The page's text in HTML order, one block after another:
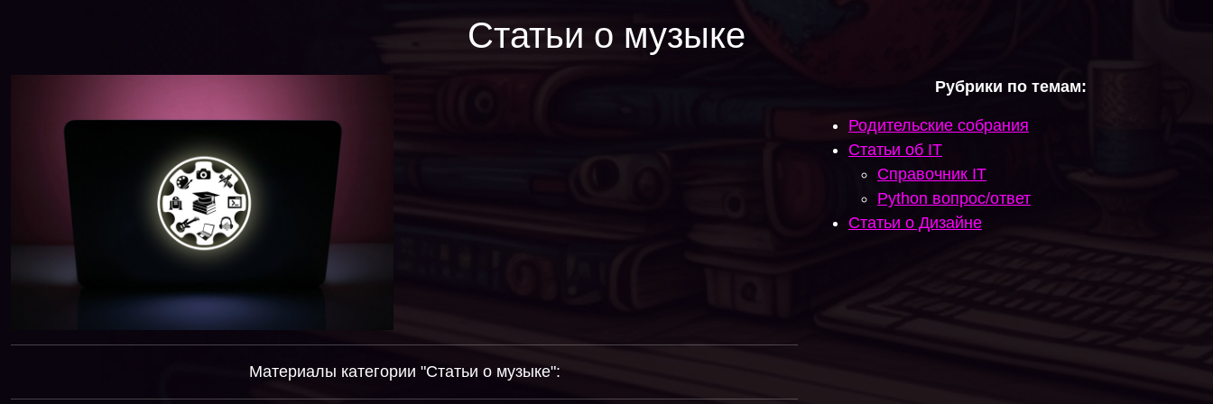
Статьи о музыке
Материалы категории "Статьи о музыке":
Рубрики по темам:
Родительские собрания
Статьи об IT
Справочник IT
Python вопрос/ответ
Статьи о Дизайне